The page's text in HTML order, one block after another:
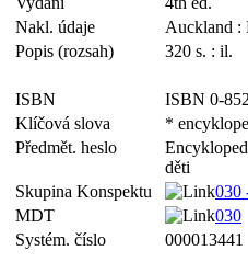
Nakl. údaje
Auckland :
Popis (rozsah)
320 s. : il.
ISBN
ISBN 0-
Klíčová slova
*
Předmět. heslo
děti
Skupina Konspektu
030
MDT
030
Systém. číslo
000013441